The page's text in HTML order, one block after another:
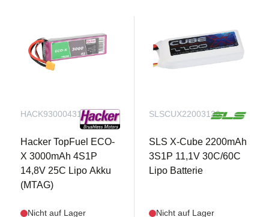
zusammengebaut in fast jedes Fahrzeug passt,
können Sie die zweiteilige Tragfläche für eine
einfachere Lagerung und einen leichteren
Transport abnehmen.
HACK93000431
Hacker TopFuel ECO-
X 3000mAh 4S1P
14,8V 25C Lipo Akku
(MTAG)
Nicht auf Lager
SLSCUX22003130
SLS X-Cube 2200mAh
3S1P 11,1V 30C/60C
Lipo Batterie
Nicht auf Lager